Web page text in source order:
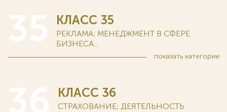
КЛАСС 35
РЕКЛАМА; МЕНЕДЖМЕНТ В СФЕРЕ
БИЗНЕСА...
показать категории
КЛАСС 36
СТРАХОВАНИЕ; ДЕЯТЕЛЬНОСТЬ